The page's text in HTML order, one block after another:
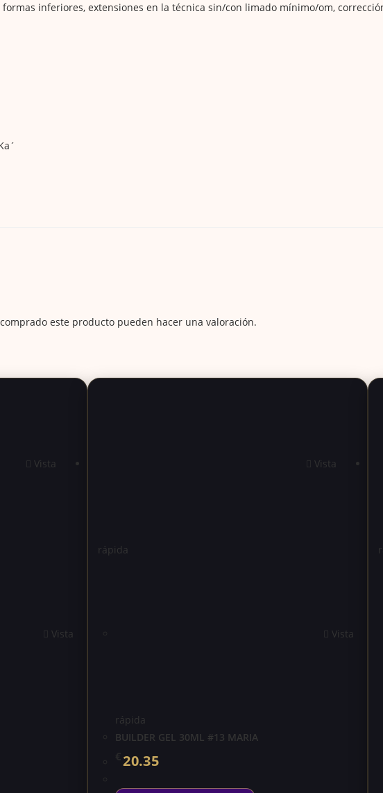
inferiores, extensiones en la técnica sin/con limado mínimo/om,
este producto pueden hacer una valoración.
Vista
Vista
Vista
rápida
Vista
rápida
BUILDER GEL 30ML #13 MARIA
20.35